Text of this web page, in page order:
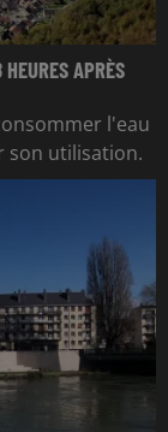
APRÈS
l'eau
son utilisation.